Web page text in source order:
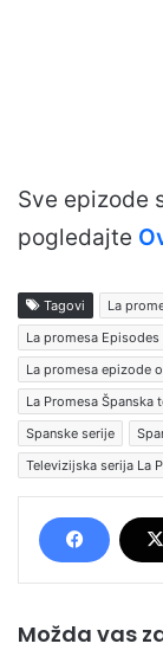
Sve epizode
pogledajte
Tagovi La
La promesa Episodes
La promesa epizode
La Promesa Španska
Spanske serije
Televizijska serija La
Možda vas